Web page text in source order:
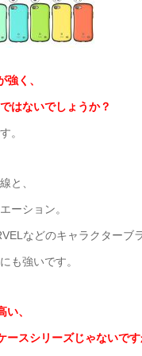
く、
はないでしょうか？
。
と、
ーション。
などのキャラクターブ
も強いです。
、
スシリーズじゃないです